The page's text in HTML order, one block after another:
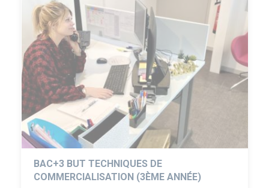
BAC+3 BUT TECHNIQUES DE
COMMERCIALISATION (3ÈME ANNÉE)